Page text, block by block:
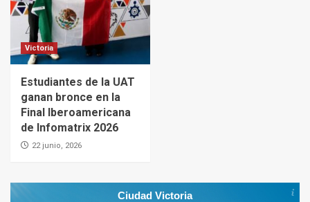
Victoria
Estudiantes de la UAT
ganan bronce en la
Final Iberoamericana
de Infomatrix 2026
22 junio, 2026
Ciudad Victoria